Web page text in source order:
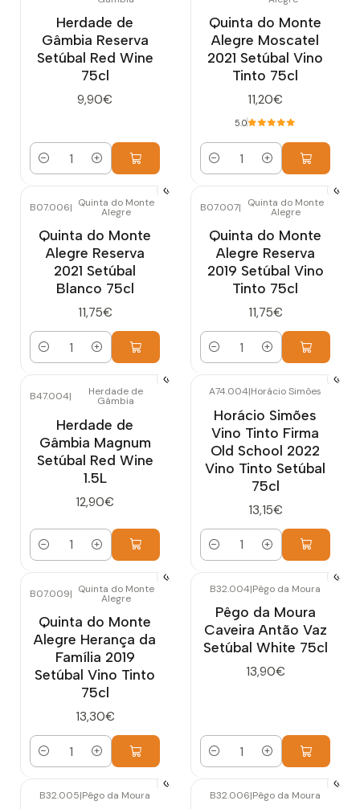
Herdade de
Gâmbia Reserva
Setúbal Red Wine
75cl
9,90€
Cantidad
Quinta do Monte
Alegre Moscatel
2021 Setúbal Vino
Tinto 75cl
11,20€
5.0
Cantidad
B07.006| Quinta do Monte
Alegre
Quinta do Monte
Alegre Reserva
2021 Setúbal
Blanco 75cl
11,75€
Cantidad
B07.007| Quinta do Monte
Alegre
Quinta do Monte
Alegre Reserva
2019 Setúbal Vino
Tinto 75cl
11,75€
Cantidad
B47.004| Herdade de
Gâmbia
Herdade de
Gâmbia Magnum
Setúbal Red Wine
1.5L
12,90€
Cantidad
A74.004|Horácio Simões
Horácio Simões
Vino Tinto Firma
Old School 2022
Vino Tinto Setúbal
75cl
13,15€
Cantidad
B07.009| Quinta do Monte
Alegre
Quinta do Monte
Alegre Herança da
Família 2019
Setúbal Vino Tinto
75cl
13,30€
Cantidad
B32.004|Pêgo da Moura
Pêgo da Moura
Caveira Antão Vaz
Setúbal White 75cl
13,90€
Cantidad
B32.005|Pêgo da Moura B32.006|Pêgo da Moura